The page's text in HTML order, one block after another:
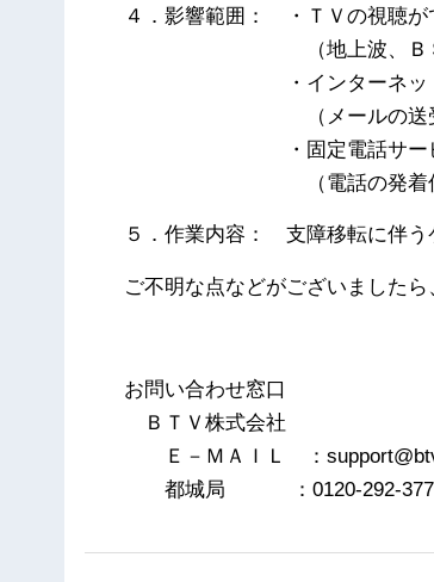
４．影響範囲： ・ＴＶの視聴が
（地上波、ＢＳ、
・インターネットサー
（メールの送受信、ホ
・固定電話サービスが
（電話の発着信
５．作業内容： 支障移転に伴う
ご不明な点などがございましたら
お問い合わせ窓口
ＢＴＶ株式会社
Ｅ－ＭＡＩＬ ：
都城局 ：0120-292-377